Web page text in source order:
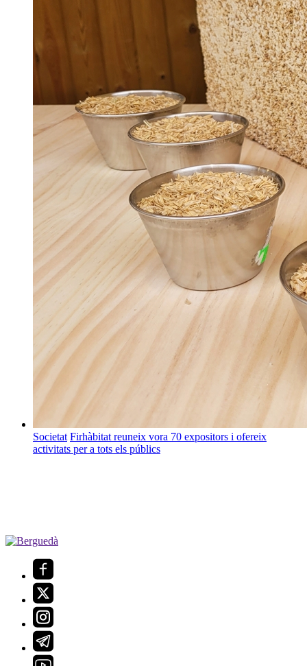
Societat Firhàbitat reuneix vora 70 expositors i ofereix
activitats per a tots els públics